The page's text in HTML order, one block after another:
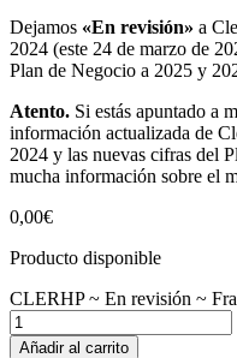
Dejamos «En revisión» a
2024 (este 24 de marzo de
Plan de Negocio a 2025 y
Atento. Si estás apuntado a
información actualizada de
2024 y las nuevas cifras del
mucha información sobre el
0,00€
Producto disponible
CLERHP ~ En revisión ~
Añadir al carrito